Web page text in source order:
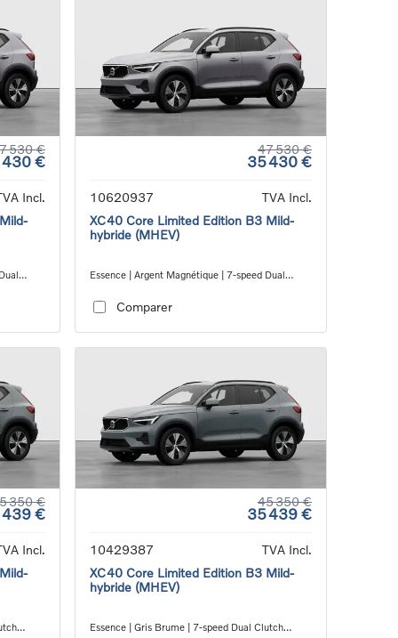
530 €
430 €
Incl.
47 530 €
35 430 €
10620937
TVA Incl.
XC40 Core Limited Edition B3 Mild-
hybride (MHEV)
Essence | Argent Magnétique | 7-speed Dual
Comparer
350 €
439 €
Incl.
45 350 €
35 439 €
10429387
TVA Incl.
XC40 Core Limited Edition B3 Mild-
hybride (MHEV)
Essence | Gris Brume | 7-speed Dual Clutch